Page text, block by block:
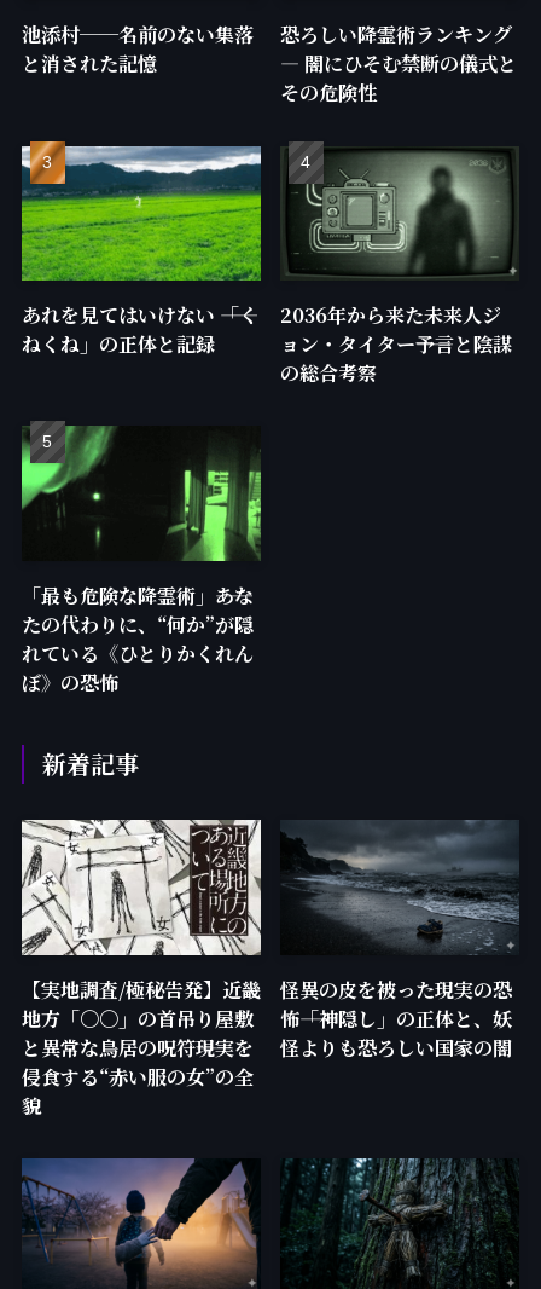
池添村──名前のない集落
と消された記憶
恐ろしい降霊術ランキング
— 闇にひそむ禁断の儀式と
その危険性
あれを見てはいけない ――「く
ねくね」の正体と記録
2036年から来た未来人ジ
ョン・タイター――予言と陰謀
の総合考察
「最も危険な降霊術」――あな
たの代わりに、“何か”が隠
れている《ひとりかくれん
ぼ》の恐怖
新着記事
【実地調査/極秘告発】近畿
地方「〇〇」の首吊り屋敷
と異常な鳥居の呪符――現実を
侵食する“赤い服の女”の全
貌
怪異の皮を被った現実の恐
怖――「神隠し」の正体と、妖
怪よりも恐ろしい国家の闇